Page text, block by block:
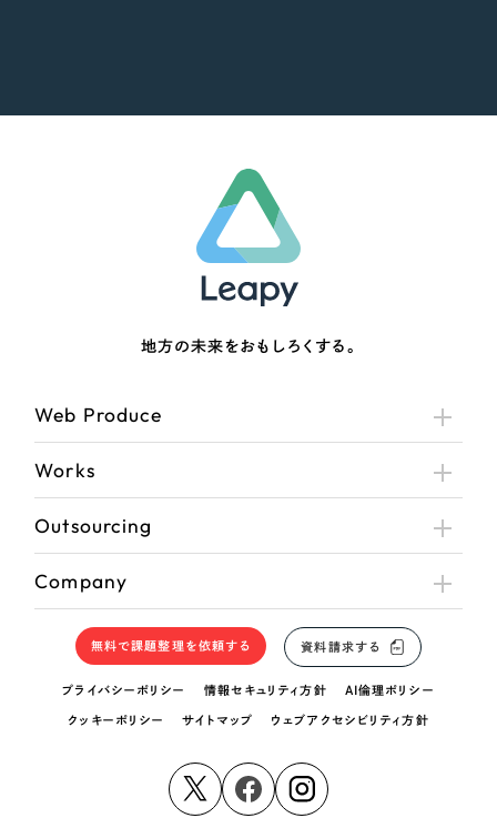
地方の未来をおもしろくする。
Web Produce
Works
Outsourcing
Company
無料で課題整理を依頼する 資料請求する
プライバシーポリシー 情報セキュリティ方針 AI倫理ポリシー
クッキーポリシー サイトマップ ウェブアクセシビリティ方針